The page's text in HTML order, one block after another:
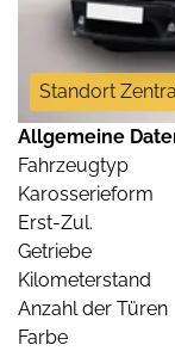
Standort
Allgemeine
Fahrzeugtyp
Karosserieform
Erst-Zul.
Getriebe
Kilometerstand
Anzahl der Türen
Farbe